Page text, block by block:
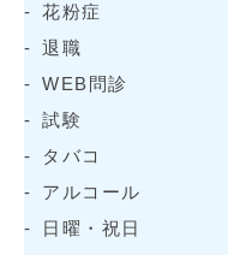
花粉症
退職
WEB問診
試験
タバコ
アルコール
日曜・祝日